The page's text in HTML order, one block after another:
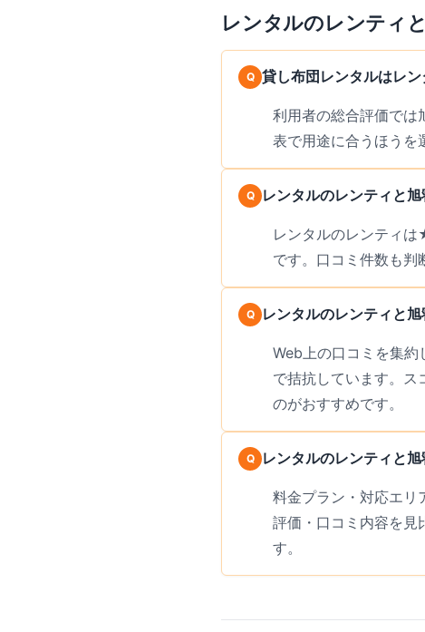
レンタルのレンティ と
貸し布団レンタルはレ
利用者の総合評価では
表で用途に合うほうを
レンタルのレンティと
レンタルのレンティ
です。口コミ件数も判
レンタルのレンティと
Web上の口コミを集
で拮抗しています。ス
のがおすすめです。
レンタルのレンティと
料金プラン・対応エリ
評価・口コミ内容を見
す。